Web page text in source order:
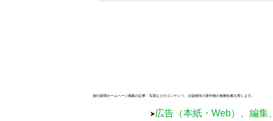
旅行新聞ホームページ掲載の記事・写真などのコンテンツ、出版物等の著作物の無断転載を禁じます。
広告（本紙・Web）、編集